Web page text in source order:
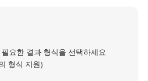
요한 결과 형식을 선택하세요
형식 지원)